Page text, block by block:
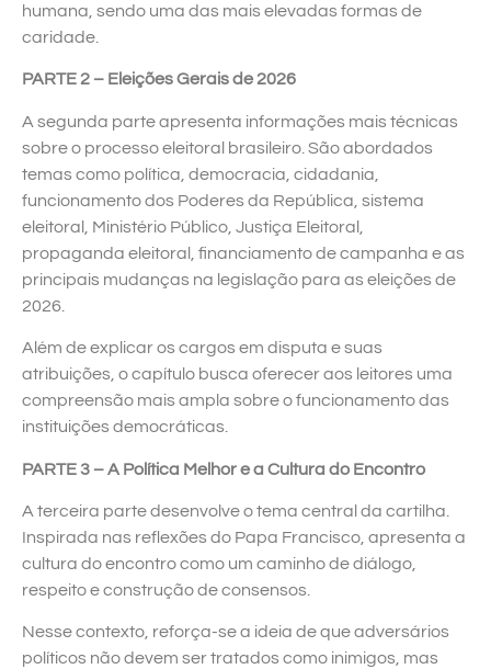
humana, sendo uma das mais elevadas formas de
caridade.
PARTE 2 – Eleições Gerais de 2026
A segunda parte apresenta informações mais técnicas
sobre o processo eleitoral brasileiro. São abordados
temas como política, democracia, cidadania,
funcionamento dos Poderes da República, sistema
eleitoral, Ministério Público, Justiça Eleitoral,
propaganda eleitoral, financiamento de campanha e as
principais mudanças na legislação para as eleições de
2026.
Além de explicar os cargos em disputa e suas
atribuições, o capítulo busca oferecer aos leitores uma
compreensão mais ampla sobre o funcionamento das
instituições democráticas.
PARTE 3 – A Política Melhor e a Cultura do Encontro
A terceira parte desenvolve o tema central da cartilha.
Inspirada nas reflexões do Papa Francisco, apresenta a
cultura do encontro como um caminho de diálogo,
respeito e construção de consensos.
Nesse contexto, reforça-se a ideia de que adversários
políticos não devem ser tratados como inimigos, mas